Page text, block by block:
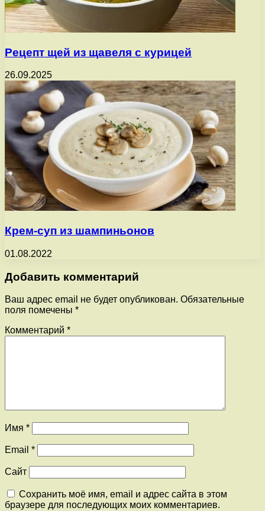
Рецепт щей из щавеля с курицей
26.09.2025
Крем-суп из шампиньонов
01.08.2022
Добавить комментарий
Ваш адрес email не будет опубликован. Обязательные
поля помечены *
Комментарий *
Имя *
Email *
Сайт
Сохранить моё имя, email и адрес сайта в этом
браузере для последующих моих комментариев.